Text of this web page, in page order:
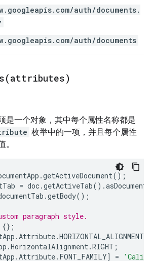
auth/documents.
auth/documents
attributes)
是一个对象，其中每个属性名称都是
枚举中的一项，并且每个属性
。
.getActiveDocument();
= doc.getActiveTab().
.getBody();
paragraph style.
{};
.Attribute.HORIZONTAL_ALIGNMENT
.HorizontalAlignment.RIGHT ;
.Attribute. FONT_FAMILY] =